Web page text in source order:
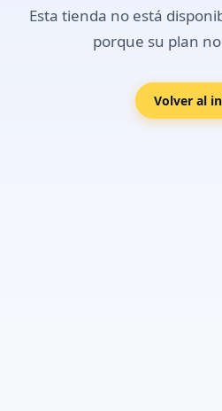
Esta tienda no está
porque su plan
Volver al